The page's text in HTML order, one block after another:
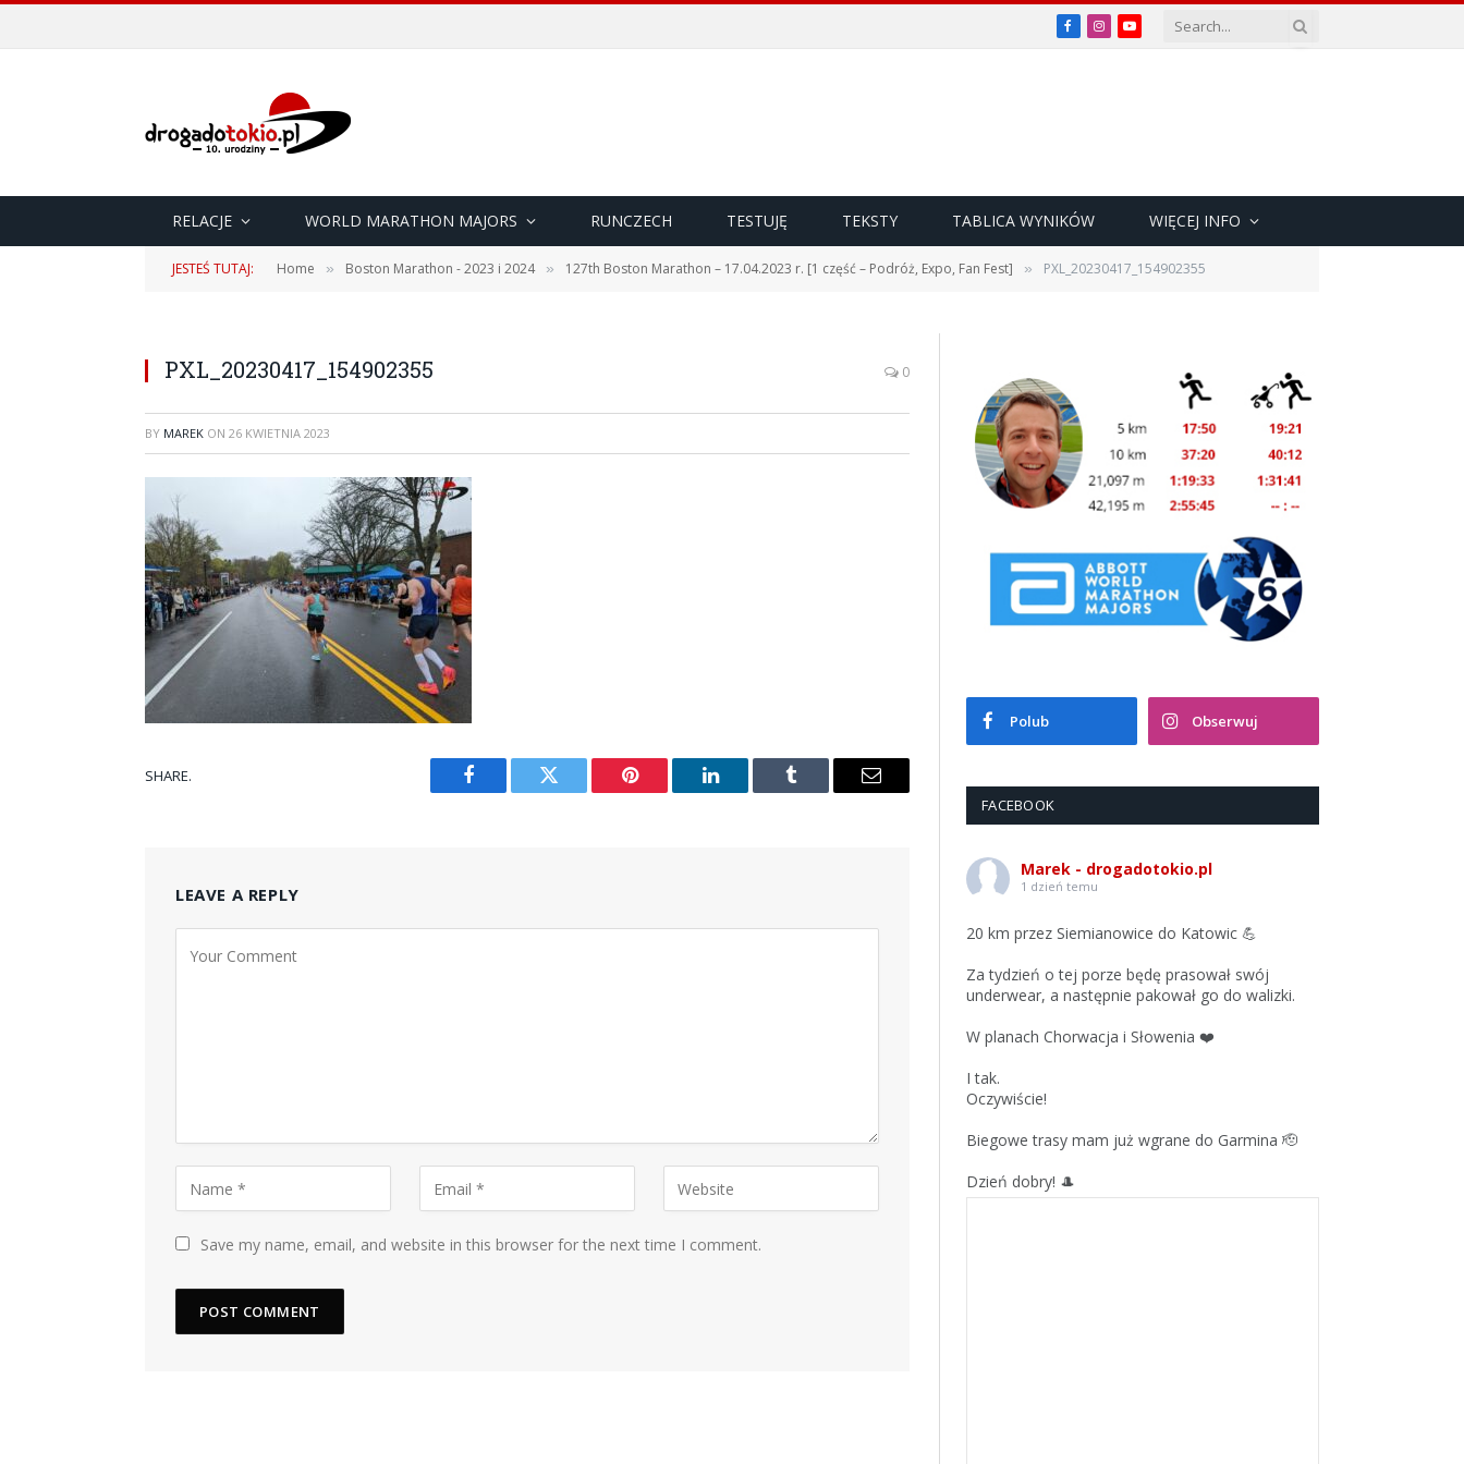
Facebook
InstagramYouTube
RELACJE WORLD MARATHON MAJORS RUNCZECH TESTUJĘ TEKSTY TABLICA WYNIKÓW WIĘCEJ INFO
JESTEŚ TUTAJ: Home » Boston Marathon - 2023 i 2024 » 127th Boston Marathon – 17.04.2023 r. [1 część – Podróż, Expo, Fan Fest] » PXL_20230417_154902355
PXL_20230417_154902355 0
BY MAREK ON 26 KWIETNIA 2023
SHARE.
Facebook Twitter Pinterest LinkedIn Tumblr Email
LEAVE A REPLY
Save my name, email, and website in this browser for the next time I comment.
Polub Obserwuj
FACEBOOK
Marek - drogadotokio.pl
1 dzień temu
20 km przez Siemianowice do Katowic 💪
Za tydzień o tej porze będę prasował swój
underwear, a następnie pakował go do walizki.
W planach Chorwacja i Słowenia ❤️
I tak.
Oczywiście!
Biegowe trasy mam już wgrane do Garmina 🫡
Dzień dobry! 🎩